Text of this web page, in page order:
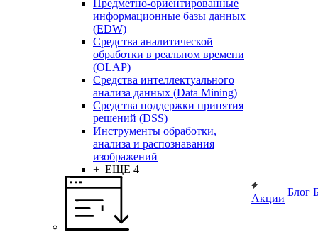
Предметно-ориентированные
информационные базы данных
(EDW)
Средства аналитической
обработки в реальном времени
(OLAP)
Средства интеллектуального
анализа данных (Data Mining)
Средства поддержки принятия
решений (DSS)
Инструменты обработки,
анализа и распознавания
изображений
+ ЕЩЕ 4
Акции
Блог